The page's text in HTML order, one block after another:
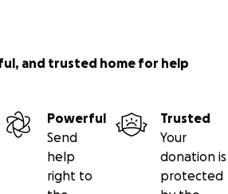
and trusted home for help
Powerful
Send
help
right to
Trusted
Your
donation is
protected